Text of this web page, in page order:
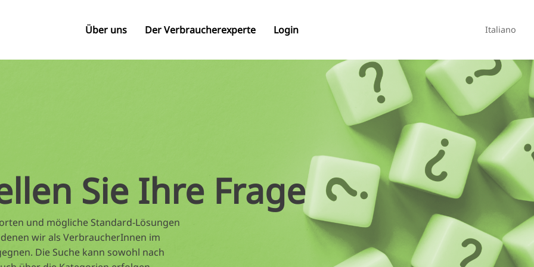
Über uns Der Verbraucherexperte Login Italiano
Sie Ihre Frage
und mögliche Standard-Lösungen
wir als VerbraucherInnen im
Die Suche kann sowohl nach